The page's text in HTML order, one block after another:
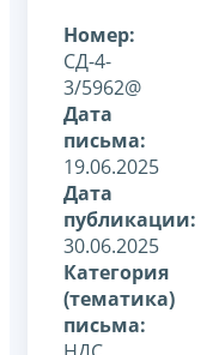
Номер:
СД-4-
3/5962@
Дата
письма:
19.06.2025
Дата
публикации:
30.06.2025
Категория
(тематика)
письма: